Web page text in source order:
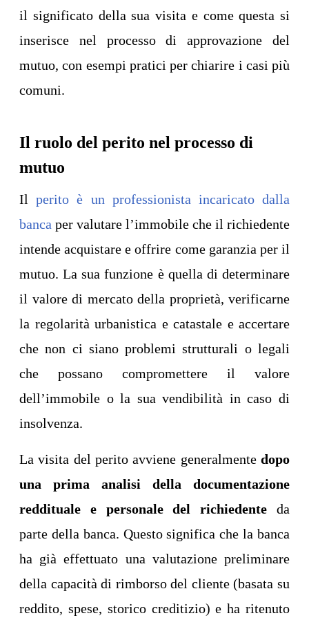
il significato della sua visita e come questa si
inserisce nel processo di approvazione del
mutuo, con esempi pratici per chiarire i casi più
comuni.
Il ruolo del perito nel processo di
mutuo
Ilperito è un professionista incaricato dalla
banca per valutare l’immobile che il richiedente
intende acquistare e offrire come garanzia per il
mutuo. La sua funzione è quella di determinare
il valore di mercato della proprietà, verificarne
la regolarità urbanistica e catastale e accertare
che non ci siano problemi strutturali o legali
che possano compromettere il valore
dell’immobile o la sua vendibilità in caso di
insolvenza.
La visita del perito avviene generalmente dopo
una prima analisi della documentazione
reddituale e personale del richiedente da
parte della banca. Questo significa che la banca
ha già effettuato una valutazione preliminare
della capacità di rimborso del cliente (basata su
reddito, spese, storico creditizio) e ha ritenuto